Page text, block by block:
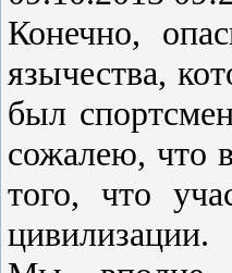
Конечно,
язычества,
был
сожалею, что
того, что
цивилизации.